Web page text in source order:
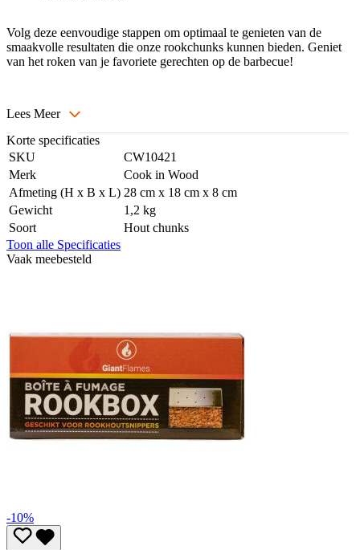
Volg deze eenvoudige stappen om optimaal te genieten van de
smaakvolle resultaten die onze rookchunks kunnen bieden. Geniet
van het roken van je favoriete gerechten op de barbecue!
Lees Meer
Korte specificaties
SKU
CW10421
Merk
Cook in Wood
Afmeting (H x B x L) 28 cm x 18 cm x 8 cm
Gewicht
1,2 kg
Soort
Hout chunks
Toon alle Specificaties
Vaak meebesteld
-10%